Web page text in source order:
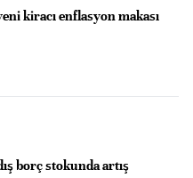
kiracı enflasyon makası
borç stokunda artış